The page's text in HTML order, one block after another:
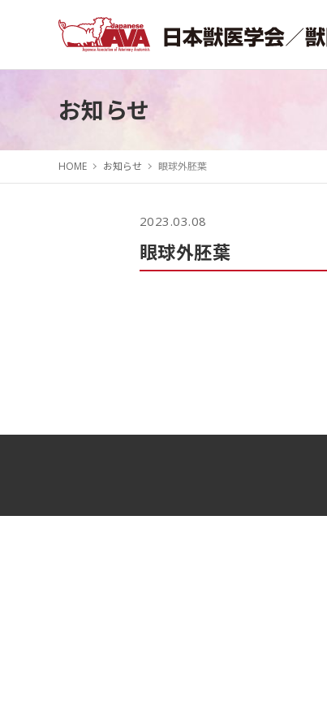
お知らせ
HOME お知らせ 眼球外胚葉
2023.03.08
眼球外胚葉